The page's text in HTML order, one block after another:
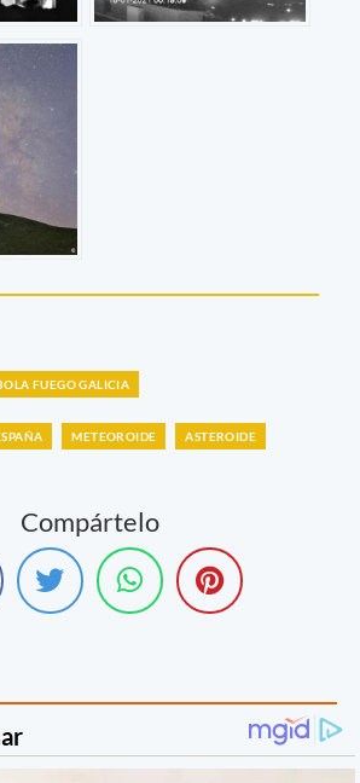
FUEGO GALICIA
METEOROIDE ASTEROIDE
Compártelo